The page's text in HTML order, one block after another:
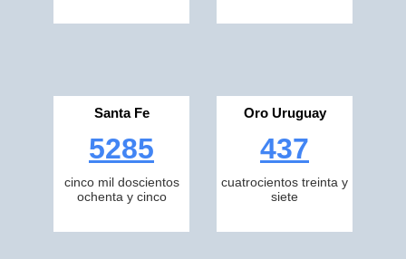
Santa Fe
5285
cinco mil doscientos
ochenta y cinco
Oro Uruguay
437
cuatrocientos treinta y
siete